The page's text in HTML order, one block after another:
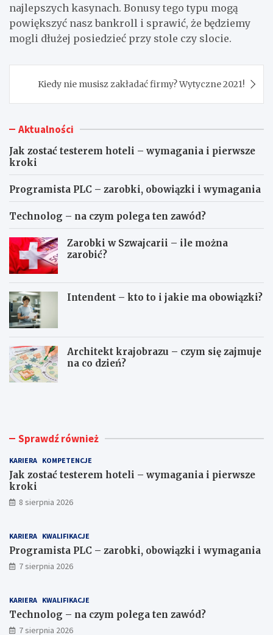
najlepszych kasynach. Bonusy tego typu mogą
powiększyć nasz bankroll i sprawić, że będziemy
mogli dłużej posiedzieć przy stole czy slocie.
wpisuKiedy nie musisz zakładać firmy? Wytyczne 2021!
Aktualności
Jak zostać testerem hoteli – wymagania i pierwsze
kroki
Programista PLC – zarobki, obowiązki i wymagania
Technolog – na czym polega ten zawód?
Zarobki w Szwajcarii – ile można
zarobić?
Intendent – kto to i jakie ma obowiązki?
Architekt krajobrazu – czym się zajmuje
na co dzień?
J
s
a
ć
t
e
s
e
e
m
t
e
l
P
a
i
s
t
a
P
C
z
a
b
k
i
Sprawdź również
KARIERA KOMPETENCJE
Jak zostać testerem hoteli – wymagania i pierwsze
kroki
8 sierpnia 2026
KARIERA KWALIFIKACJE
Programista PLC – zarobki, obowiązki i wymagania
7 sierpnia 2026
KARIERA KWALIFIKACJE
Technolog – na czym polega ten zawód?
7 sierpnia 2026